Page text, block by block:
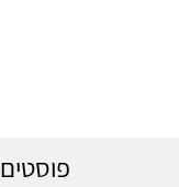
פוסטים